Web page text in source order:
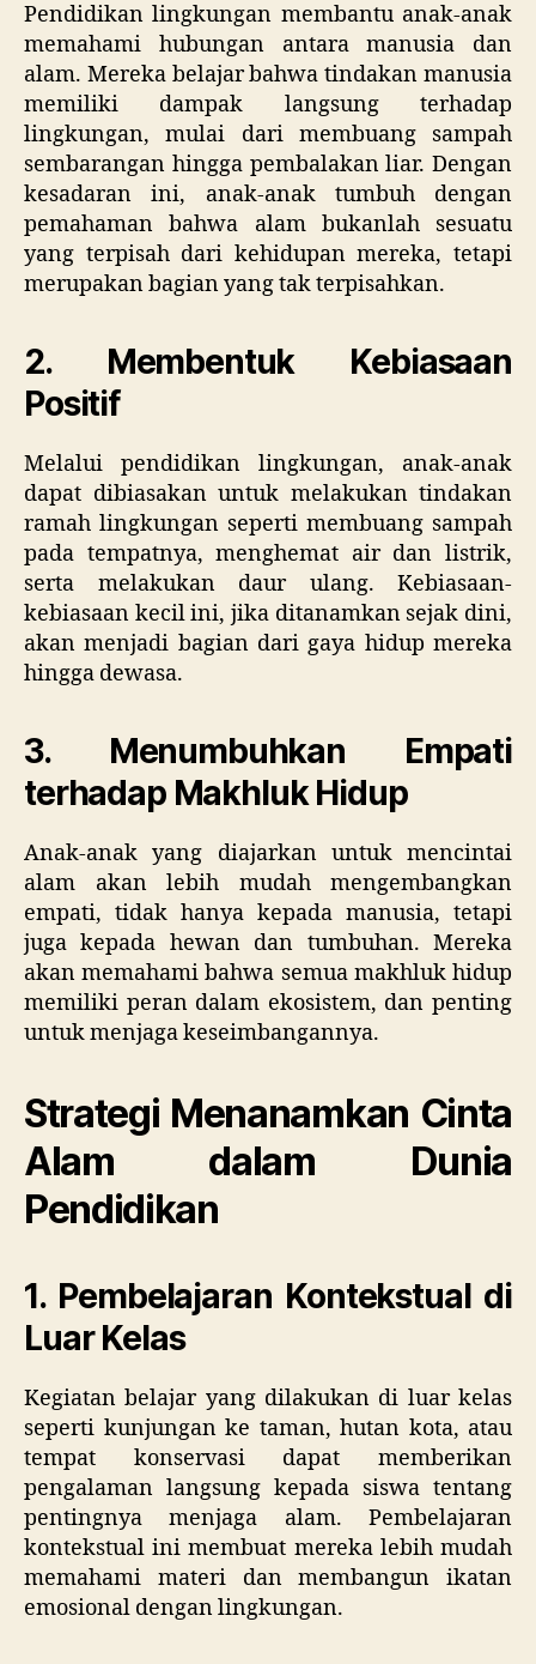
Pendidikan lingkungan membantu anak-anak
memahami hubungan antara manusia dan
alam. Mereka belajar bahwa tindakan manusia
memiliki dampak langsung terhadap
lingkungan, mulai dari membuang sampah
sembarangan hingga pembalakan liar. Dengan
kesadaran ini, anak-anak tumbuh dengan
pemahaman bahwa alam bukanlah sesuatu
yang terpisah dari kehidupan mereka, tetapi
merupakan bagian yang tak terpisahkan.
2. Membentuk Kebiasaan
Positif
Melalui pendidikan lingkungan, anak-anak
dapat dibiasakan untuk melakukan tindakan
ramah lingkungan seperti membuang sampah
pada tempatnya, menghemat air dan listrik,
serta melakukan daur ulang. Kebiasaan-
kebiasaan kecil ini, jika ditanamkan sejak dini,
akan menjadi bagian dari gaya hidup mereka
hingga dewasa.
3. Menumbuhkan Empati
terhadap Makhluk Hidup
Anak-anak yang diajarkan untuk mencintai
alam akan lebih mudah mengembangkan
empati, tidak hanya kepada manusia, tetapi
juga kepada hewan dan tumbuhan. Mereka
akan memahami bahwa semua makhluk hidup
memiliki peran dalam ekosistem, dan penting
untuk menjaga keseimbangannya.
Strategi Menanamkan Cinta
Alam dalam Dunia
Pendidikan
1. Pembelajaran Kontekstual di
Luar Kelas
Kegiatan belajar yang dilakukan di luar kelas
seperti kunjungan ke taman, hutan kota, atau
tempat konservasi dapat memberikan
pengalaman langsung kepada siswa tentang
pentingnya menjaga alam. Pembelajaran
kontekstual ini membuat mereka lebih mudah
memahami materi dan membangun ikatan
emosional dengan lingkungan.